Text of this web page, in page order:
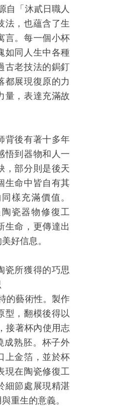
自「沐貳日職人
法，也蘊含了生
言。每一個小杯
如同人生中各種
古老技法的鋦釘
都展現復原的力
量，表達充滿故
背後有著十多年
悟到器物和人一
，部分則是後天
生命中皆自有其
樣充滿價值。
瓷器物修復工
生命，更傳達出
好信息。
瓷所獲得的巧思
的藝術性。製作
型，翻模後得以
接著杯內使用志
成熟胚。杯子外
上金箔，並於杯
現在陶瓷修復工
細節處展現精湛
重生的意義。